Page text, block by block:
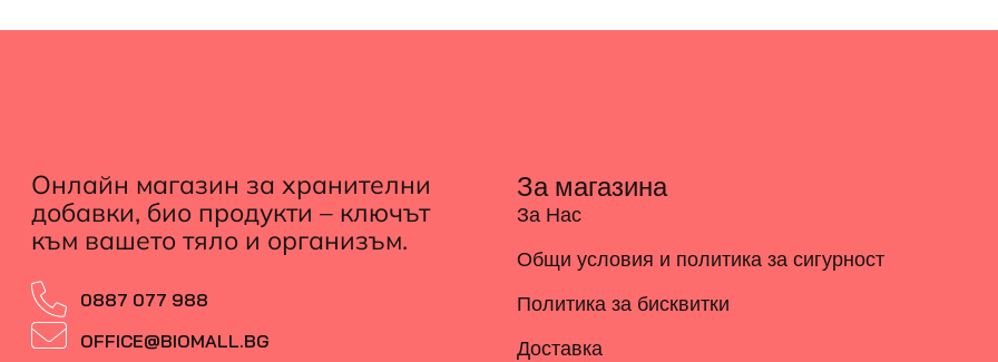
Онлайн магазин за хранителни
добавки, био продукти – ключът
към вашето тяло и организъм.
0887 077 988
OFFICE@BIOMALL.BG
За магазина
За Нас
Общи условия и политика за сигурност
Политика за бисквитки
Доставка